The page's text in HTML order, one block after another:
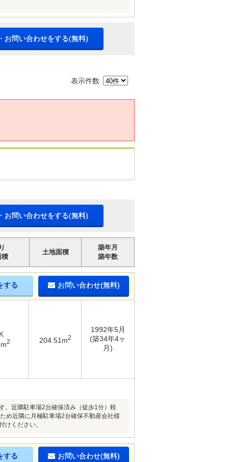
お問い合わせをする(無料)
表示件数
お問い合わせをする(無料)
積
土地面積
築年月
築年数
する お問い合わせ(無料)
2 204.51m2
1992年5月
(築34年4ヶ
月)
。近隣駐車場2台確保済み（徒歩1分）軽
め近隣に月極駐車場2台確保不動産会社様
けください。
する お問い合わせ(無料)